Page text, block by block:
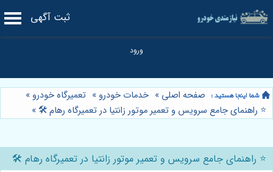
ثبت آگهی
صفحه اصلی » خدمات خودرو » تعمیرگاه خودرو »
⭐️ راهنمای جامع سرویس و تعمیر موتور زانتیا در تعمیرگاه رهام 🛠️»
⭐️ راهنمای جامع سرویس و تعمیر موتور زانتیا در تعمیرگاه رهام 🛠️